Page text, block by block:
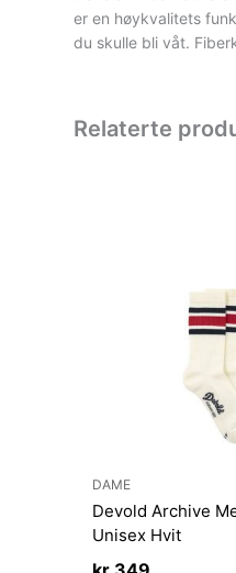
er en høykvalitets
du skulle bli våt.
Relaterte
DAME
Devold Archive
Unisex Hvit